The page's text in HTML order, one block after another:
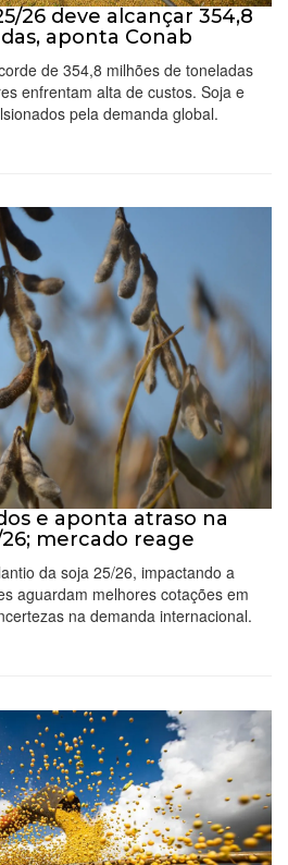
26 deve alcançar 354,8
aponta Conab
de 354,8 milhões de toneladas
enfrentam alta de custos. Soja e
pela demanda global.
e aponta atraso na
mercado reage
da soja 25/26, impactando a
aguardam melhores cotações em
na demanda internacional.